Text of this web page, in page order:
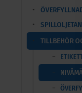
TILLBEHÖR